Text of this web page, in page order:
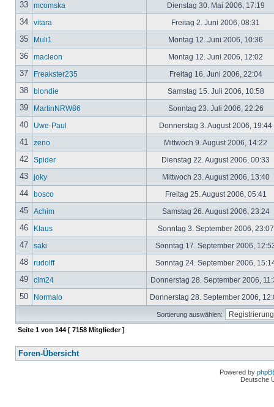
33 mcomska Dienstag 30. Mai 2006, 17:19
34 vitara Freitag 2. Juni 2006, 08:31
35 Muli1 Montag 12. Juni 2006, 10:36
36 macleon Montag 12. Juni 2006, 12:02
37 Freakster235 Freitag 16. Juni 2006, 22:04
38 blondie Samstag 15. Juli 2006, 10:58
39 MartinNRW86 Sonntag 23. Juli 2006, 22:26
40 Uwe-Paul Donnerstag 3. August 2006, 19:44
41 zeno Mittwoch 9. August 2006, 14:22
42 Spider Dienstag 22. August 2006, 00:33
43 joky Mittwoch 23. August 2006, 13:40
44 bosco Freitag 25. August 2006, 05:41
45 Achim Samstag 26. August 2006, 23:24
46 Klaus Sonntag 3. September 2006,
47 saki Sonntag 17. September 2006,
48 rudolff Sonntag 24. September 2006,
49 clm24 Donnerstag 28. September 2006,
50 Normalo Donnerstag 28. September 2006,
Sortierung auswählen:
Seite 1 von 144 [ 7158 Mitglieder ]
Foren-Übersicht
Powered by
Deutsche